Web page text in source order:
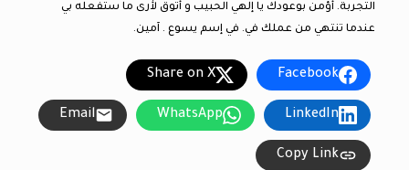
التجربة. أؤمن بوعودك يا إلهي الحبيب و أتوق لأرى ما ستفعله بي
عندما تنتهي من عملك في. في إسم يسوع . آمين.
Facebook
Share on X
LinkedIn
WhatsApp
Email
Copy Link